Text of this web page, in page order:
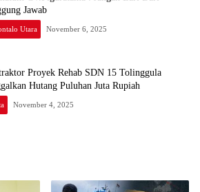
Jawab
Utara November 6, 2025
Proyek Rehab SDN 15 Tolinggula
Hutang Puluhan Juta Rupiah
November 4, 2025